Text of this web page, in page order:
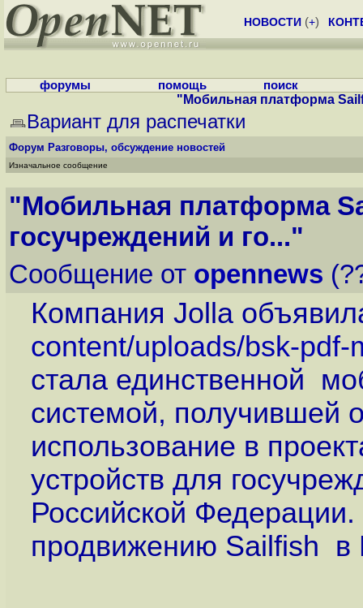
НОВОСТИ (+)
форумы помощь поиск
"Мобильная платформа
Вариант для распечатки
Форум Разговоры, обсуждение новостей
Изначальное сообщение
"Мобильная платформа
госучреждений и го..."
Сообщение от opennews
Компания Jolla
content/uploads/bsk-pdf-
стала единственной
системой, получившей
использование в
устройств для
Российской
продвижению Sailfish в